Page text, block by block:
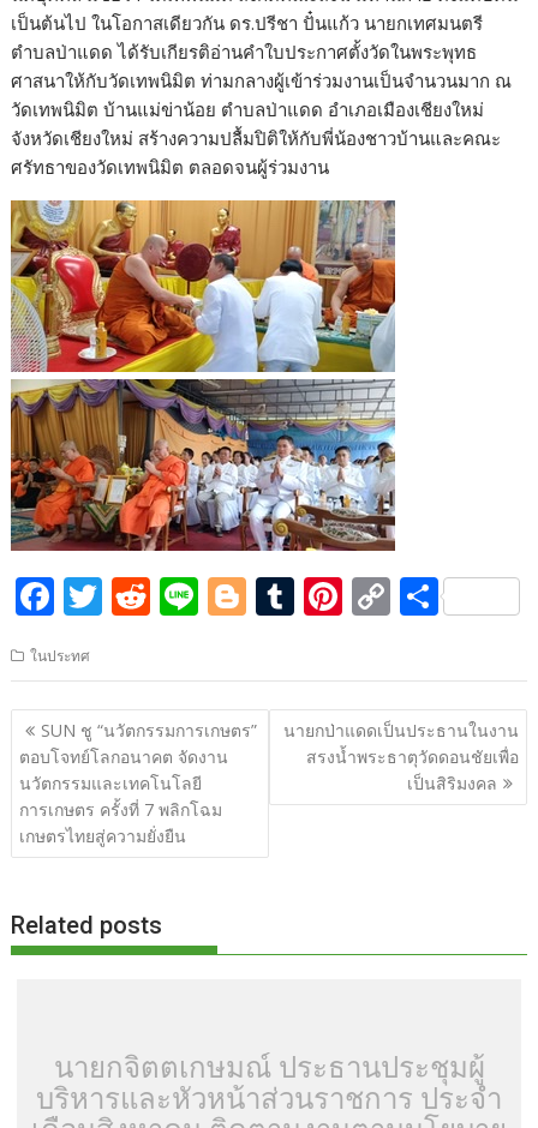
เป็นต้นไป ในโอกาสเดียวกัน ดร.ปรีชา ปั๋นแก้ว นายกเทศมนตรี
ตำบลป่าแดด ได้รับเกียรติอ่านคำใบประกาศตั้งวัดในพระพุทธ
ศาสนาให้กับวัดเทพนิมิต ท่ามกลางผู้เข้าร่วมงานเป็นจำนวนมาก ณ
วัดเทพนิมิต บ้านแม่ข่าน้อย ตำบลป่าแดด อำเภอเมืองเชียงใหม่
จังหวัดเชียงใหม่ สร้างความปลื้มปิติให้กับพี่น้องชาวบ้านและคณะ
ศรัทธาของวัดเทพนิมิต ตลอดจนผู้ร่วมงาน
F
e
b
o
o
k
T
itt
er
R
d
di
t
Li
e
Bl
g
g
er
T
m
bl
r
Pi
er
e
st
C
p
y
Li
n
S
ar
e
ในประทศ
แนะแนว
เรื่อง
SUN ชู “นวัตกรรมการเกษตร”
ตอบโจทย์โลกอนาคต จัดงาน
นวัตกรรมและเทคโนโลยี
การเกษตร ครั้งที่ 7 พลิกโฉม
เกษตรไทยสู่ความยั่งยืน
นายกป่าแดดเป็นประธานในงาน
สรงน้ำพระธาตุวัดดอนชัยเพื่อ
เป็นสิริมงคล
Related posts
นายกจิตตเกษมณ์ ประธานประชุมผู้
บริหารและหัวหน้าส่วนราชการ ประจำ